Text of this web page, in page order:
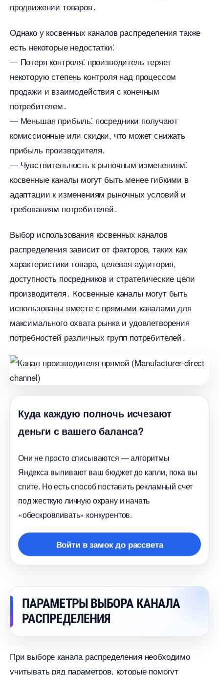
продвижении товаров․
Однако у косвенных каналов распределения также
есть некоторые недостатки⁚
— Потеря контроля⁚ производитель теряет
некоторую степень контроля над процессом
продажи и взаимодействия с конечным
потребителем․
— Меньшая прибыль⁚ посредники получают
комиссионные или скидки, что может снижать
прибыль производителя․
— Чувствительность к рыночным изменениям⁚
косвенные каналы могут быть менее гибкими
адаптации к изменениям рыночных условий и
требованиям потребителей․
ыбор использования косвенных канало
распределения зависит от факторов, таких как
характеристики товара, целевая аудитория,
доступность посредников и стратегические цели
производителя․ Косвенные каналы могут быть
использованы вместе с прямыми каналами для
максимального охвата рынка и удовлетворения
потребностей различных групп потребителей․
Куда каждую полночь исчезают
деньги с вашего баланса?
Они не просто списываются — алгоритмы
Яндекса выпивают ваш бюджет до капли, пока вы
спите. Но есть способ поставить рекламный счет
под жесткую личную охрану и начать
«обескровливать» конкурентов.
ойти в замок до рассвета
ПАРАМЕТРЫ ВЫБОРА КАНАЛА
РАСПРЕДЕЛЕНИЯ
При выборе канала распределения необходимо
учитывать ряд параметров, которые помогут